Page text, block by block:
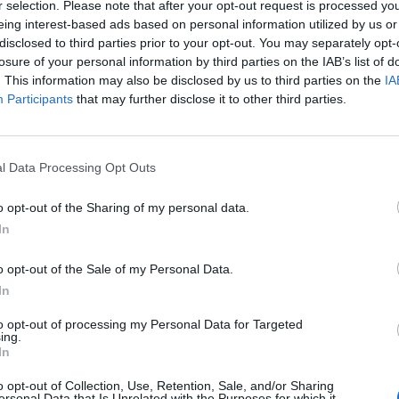
selection. Please note that after your opt-out request is processed
interest-based ads based on personal information utilized by us
to third parties prior to your opt-out. You may separately
of your personal information by third parties on the IAB’s list of
This information may also be disclosed by us to third parties on the
Participants that may further disclose it to other third parties.
Data Processing Opt Outs
opt-out of the Sharing of my personal data.
opt-out of the Sale of my Personal Data.
opt-out of processing my Personal Data for Targeted
opt-out of Collection, Use, Retention, Sale, and/or Sharing
virtuales de estos productos para su venta y,
estaría dirigida a que la compañía utilice estas
online.
la compañía no ha confirmado sus planes por
se maneja procede del registro mostrado por el
quien registró varias marcas comercialesbajo las
que incluirán ropa y calzado deportivo y juegos
consejero delegado de la compañía
pasado noviembre que las ventas del grupo a
en torno a un 30% interanual en 2021, hasta
los 4.000 millones de dólares (3.451